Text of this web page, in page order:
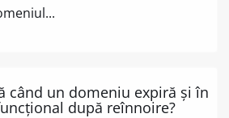
când un domeniu expiră și în
după reînnoire?